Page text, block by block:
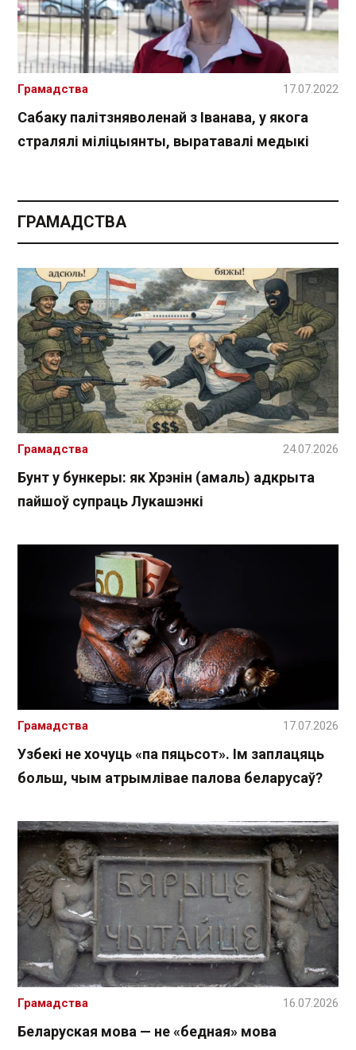
Сабаку палітзняволенай з Іванава, у якога
стралялі міліцыянты, выратавалі медыкі
Грамадства 17.07.2022
ГРАМАДСТВА
Бунт у бункеры: як Хрэнін (амаль) адкрыта
пайшоў супраць Лукашэнкі
Грамадства 24.07.2026
Узбекі не хочуць «па пяцьсот». Ім заплацяць
больш, чым атрымлівае палова беларусаў?
Грамадства 17.07.2026
Беларуская мова — не «бедная» мова
Грамадства 16.07.2026